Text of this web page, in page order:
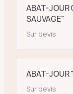
ABAT-JOUR
SAUVAGE"
Sur devis
ABAT-JOUR
Sur devis